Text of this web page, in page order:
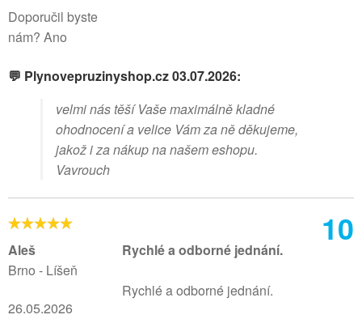
Doporučil byste
nám? Ano
💬 Plynovepruzinyshop.cz 03.07.2026:
velmi nás těší Vaše maximálně kladné
ohodnocení a velice Vám za ně děkujeme,
jakož i za nákup na našem eshopu.
Vavrouch
10
Aleš
Brno - Líšeň
26.05.2026
Rychlé a odborné jednání.
Rychlé a odborné jednání.